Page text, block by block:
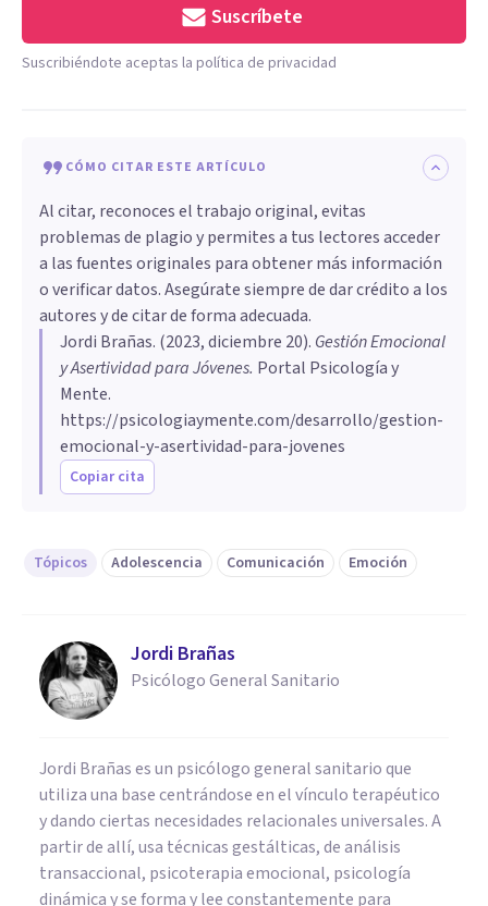
Suscríbete
Suscribiéndote aceptas la política de privacidad
CÓMO CITAR ESTE ARTÍCULO
Al citar, reconoces el trabajo original, evitas
problemas de plagio y permites a tus lectores acceder
a las fuentes originales para obtener más información
o verificar datos. Asegúrate siempre de dar crédito a los
autores y de citar de forma adecuada.
Jordi Brañas. (2023, diciembre 20). Gestión Emocional
y Asertividad para Jóvenes. Portal Psicología y
Mente.
https://psicologiaymente.com/desarrollo/gestion-
emocional-y-asertividad-para-jovenes
Copiar cita
Tópicos Adolescencia Comunicación Emoción
Jordi Brañas
Psicólogo General Sanitario
Jordi Brañas es un psicólogo general sanitario que
utiliza una base centrándose en el vínculo terapéutico
y dando ciertas necesidades relacionales universales. A
partir de allí, usa técnicas gestálticas, de análisis
transaccional, psicoterapia emocional, psicología
dinámica y se forma y lee constantemente para